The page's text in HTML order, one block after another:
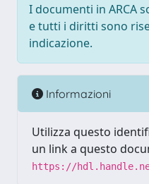
I documenti in ARCA
e tutti i diritti sono
indicazione.
Informazioni
Utilizza questo
un link a questo
https://